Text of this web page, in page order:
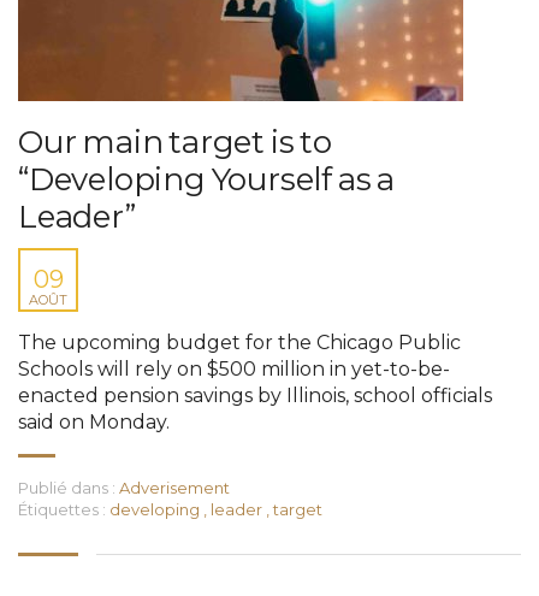
Our main target is to
“Developing Yourself as a
Leader”
09
AOÛT
The upcoming budget for the Chicago Public
Schools will rely on $500 million in yet-to-be-
enacted pension savings by Illinois, school officials
said on Monday.
Publié dans : Adverisement
Étiquettes : developing leader target